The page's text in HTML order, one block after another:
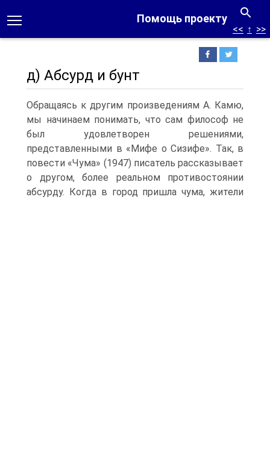
Помощь проекту
<< ↑ >>
д) Абсурд и бунт
Обращаясь к другим произведениям А. Камю,
мы начинаем понимать, что сам философ не
был удовлетворен решениями,
представленными в «Мифе о Сизифе». Так, в
повести «Чума» (1947) писатель рассказывает
о другом, более реальном противостоянии
абсурду. Когда в город пришла чума, жители